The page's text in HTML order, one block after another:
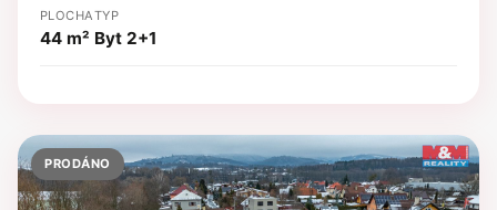
PLOCHA
44 m²
TYP
Byt 2+1
PRODÁNO